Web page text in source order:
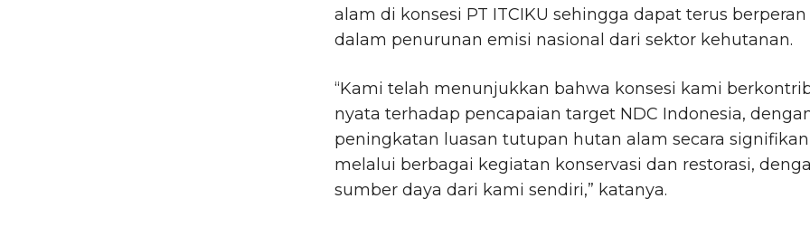
alam di konsesi PT ITCIKU sehingga dapat terus berperan
dalam penurunan emisi nasional dari sektor kehutanan.
“Kami telah menunjukkan bahwa konsesi kami
nyata terhadap pencapaian target NDC Indonesia,
peningkatan luasan tutupan hutan alam secara signifikan
melalui berbagai kegiatan konservasi dan restorasi,
sumber daya dari kami sendiri,” katanya.